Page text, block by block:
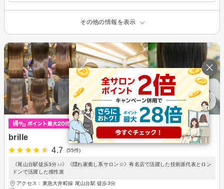
その他の情報を表示
brille
4.7
(55件)
《尾山台駅徒歩3分♪♪》《隠れ家癒し系サロン☆》有名店で活躍した技術派代表とロン
ドンで活躍した感性派
アクセス：東急大井町線 尾山台駅 徒歩3分